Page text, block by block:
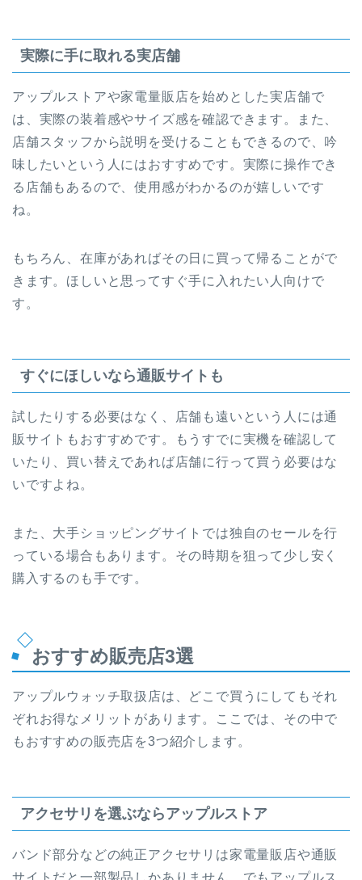
実際に手に取れる実店舗
アップルストアや家電量販店を始めとした実店舗で
は、実際の装着感やサイズ感を確認できます。また、
店舗スタッフから説明を受けることもできるので、吟
味したいという人にはおすすめです。実際に操作でき
る店舗もあるので、使用感がわかるのが嬉しいです
ね。
もちろん、在庫があればその日に買って帰ることがで
きます。ほしいと思ってすぐ手に入れたい人向けで
す。
すぐにほしいなら通販サイトも
試したりする必要はなく、店舗も遠いという人には通
販サイトもおすすめです。もうすでに実機を確認して
いたり、買い替えであれば店舗に行って買う必要はな
いですよね。
また、大手ショッピングサイトでは独自のセールを行
っている場合もあります。その時期を狙って少し安く
購入するのも手です。
おすすめ販売店3選
アップルウォッチ取扱店は、どこで買うにしてもそれ
ぞれお得なメリットがあります。ここでは、その中で
もおすすめの販売店を3つ紹介します。
アクセサリを選ぶならアップルストア
バンド部分などの純正アクセサリは家電量販店や通販